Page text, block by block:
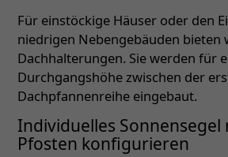
Für einstöckige Häuser oder den
niedrigen Nebengebäuden bieten
Dachhalterungen. Sie werden für
Durchgangshöhe zwischen der
Dachpfannenreihe eingebaut.
Individuelles Sonnensegel
Pfosten konfigurieren